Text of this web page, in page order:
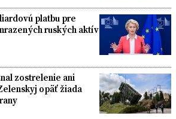
platbu pre
ruských aktív
zostrelenie ani
opäť žiada